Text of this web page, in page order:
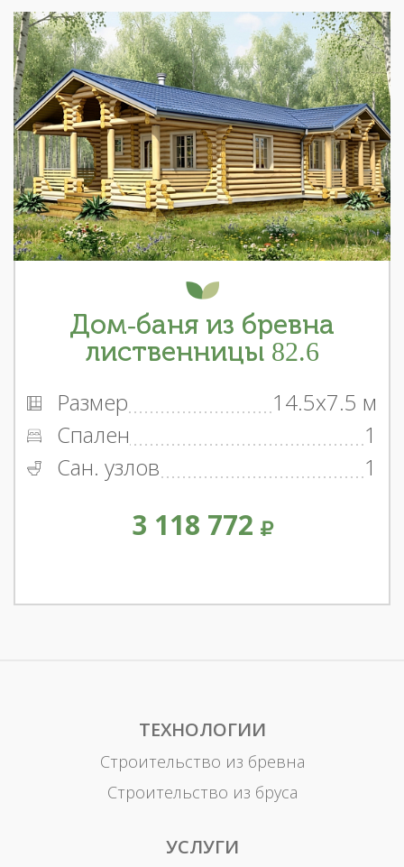
Дом-баня из бревна
лиственницы 82.6
Размер
14.5x7.5 м
Спален
1
Сан. узлов
1
3 118 772
ТЕХНОЛОГИИ
Строительство из бревна
Строительство из бруса
УСЛУГИ